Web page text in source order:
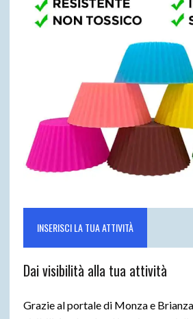
INSERISCI LA TUA ATTIVITÀ
Dai visibilità alla tua attività
Grazie al portale di Monza e